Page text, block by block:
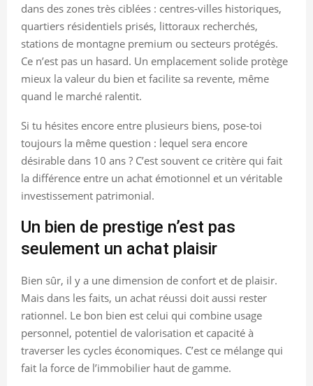
dans des zones très ciblées : centres-villes historiques,
quartiers résidentiels prisés, littoraux recherchés,
stations de montagne premium ou secteurs protégés.
Ce n’est pas un hasard. Un emplacement solide protège
mieux la valeur du bien et facilite sa revente, même
quand le marché ralentit.
Si tu hésites encore entre plusieurs biens, pose-toi
toujours la même question : lequel sera encore
désirable dans 10 ans ? C’est souvent ce critère qui fait
la différence entre un achat émotionnel et un véritable
investissement patrimonial.
Un bien de prestige n’est pas
seulement un achat plaisir
Bien sûr, il y a une dimension de confort et de plaisir.
Mais dans les faits, un achat réussi doit aussi rester
rationnel. Le bon bien est celui qui combine usage
personnel, potentiel de valorisation et capacité à
traverser les cycles économiques. C’est ce mélange qui
fait la force de l’immobilier haut de gamme.